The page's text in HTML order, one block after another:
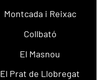
Montcada i Reixac
Collbató
El Masnou
El Prat de Llobregat